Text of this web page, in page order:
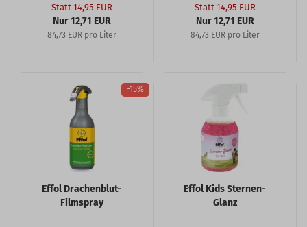
Statt 14,95 EUR
Nur 12,71 EUR
84,73 EUR pro Liter
Statt 14,95 EUR
Nur 12,71 EUR
84,73 EUR pro Liter
-15%
Effol Drachenblut-
Filmspray
Effol Kids Sternen-
Glanz